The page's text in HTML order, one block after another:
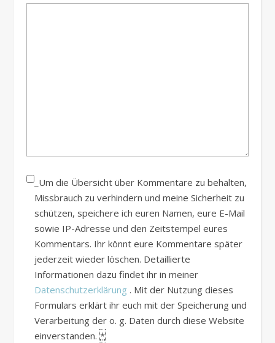
_Um die Übersicht über Kommentare zu behalten,
Missbrauch zu verhindern und meine Sicherheit zu
schützen, speichere ich euren Namen, eure E-Mail
sowie IP-Adresse und den Zeitstempel eures
Kommentars. Ihr könnt eure Kommentare später
jederzeit wieder löschen. Detaillierte
Informationen dazu findet ihr in meiner
Datenschutzerklärung . Mit der Nutzung dieses
Formulars erklärt ihr euch mit der Speicherung und
Verarbeitung der o. g. Daten durch diese Website
einverstanden. *